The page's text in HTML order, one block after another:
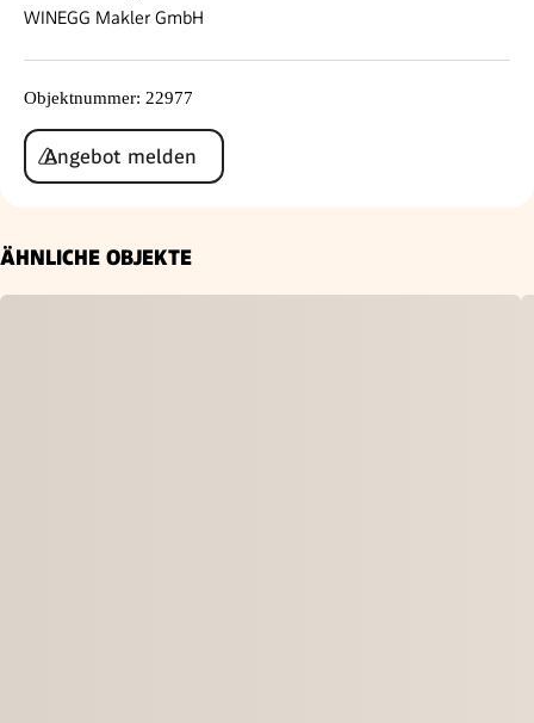
WINEGG Makler GmbH
Objektnummer: 22977
Angebot melden
ÄHNLICHE OBJEKTE